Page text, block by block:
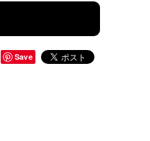
Save